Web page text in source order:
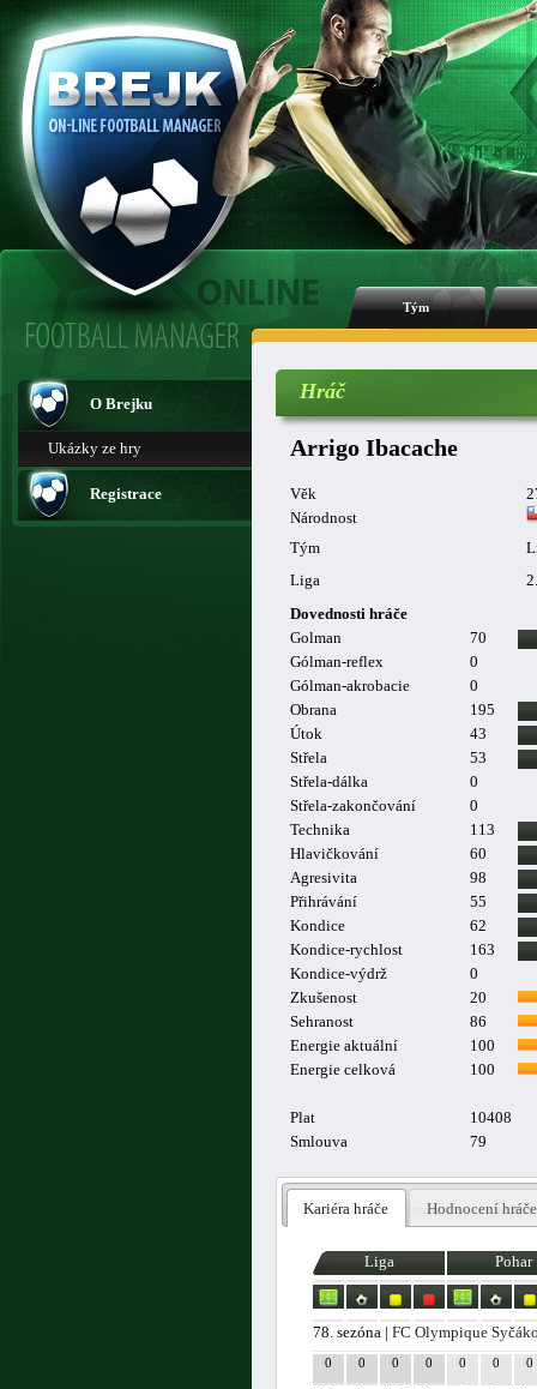
Tým
O Brejku
Ukázky ze hry
Registrace
Hráč
Arrigo Ibacache
Věk
Národnost
Tým
Liga
Dovednosti hráče
Golman
70
Gólman-reflex
0
Gólman-akrobacie
0
Obrana
195
Útok
43
Střela
53
Střela-dálka
0
Střela-zakončování
0
Technika
113
Hlavičkování
60
Agresivita
98
Přihrávání
55
Kondice
62
Kondice-rychlost
163
Kondice-výdrž
0
Zkušenost
20
Sehranost
86
Energie aktuální
100
Energie celková
100
Plat
10408
Smlouva
79
Kariéra hráče Hodnocení hráče
Liga Pohar
78. sezóna |FC Olympique
0 0 0 0 0 0 0